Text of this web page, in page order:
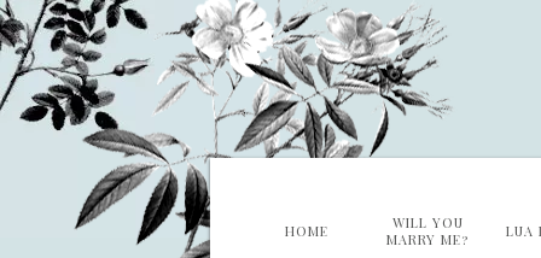
HOME
WILL YOU
MARRY ME?
LUA